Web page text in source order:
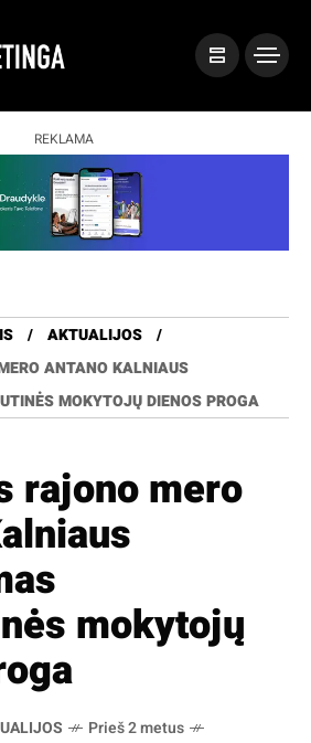
REKLAMA
AKTUALIJOS
ANTANO KALNIAUS
MOKYTOJŲ DIENOS PROGA
rajono mero
mokytojų
Prieš 2 metus